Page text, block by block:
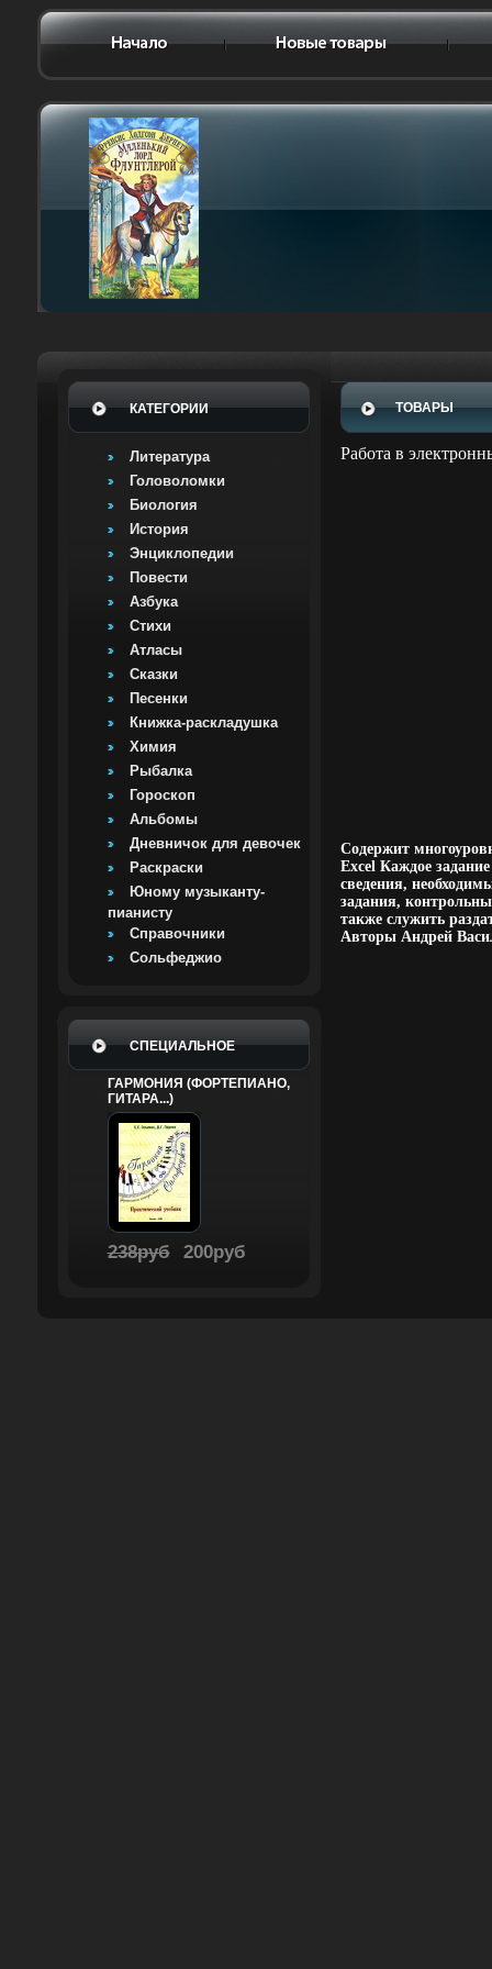
КАТЕГОРИИ
Литература
Головоломки
Биология
История
Энциклопедии
Повести
Азбука
Стихи
Атласы
Сказки
Песенки
Книжка-раскладушка
Химия
Рыбалка
Гороскоп
Альбомы
Дневничок для девочек
Раскраски
Юному музыканту-
пианисту
Справочники
Сольфеджио
СПЕЦИАЛЬНОЕ
ГАРМОНИЯ (ФОРТЕПИАНО,
ГИТАРА...)
238руб 200руб
ТОВАРЫ
Работа в
Содержит
Excel Каждое
сведения,
задания,
также служить
Авторы Андрей